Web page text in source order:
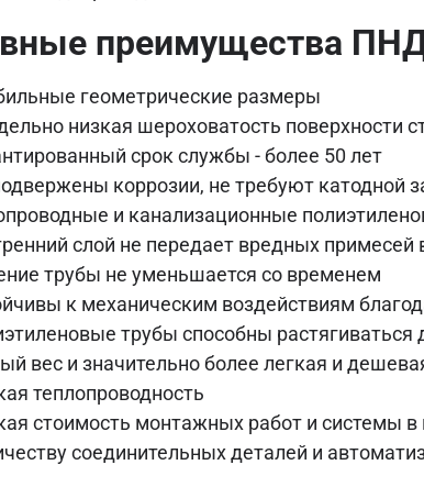
преимущества
геометрические размеры
низкая шероховатость поверхности
срок службы - более 50 лет
коррозии, не требуют катодной
и канализационные
слой не передает вредных примесей
трубы не уменьшается со временем
к механическим воздействиям
трубы способны растягиваться
вес и значительно более легкая и
теплопроводность
стоимость монтажных работ и системы
соединительных деталей и